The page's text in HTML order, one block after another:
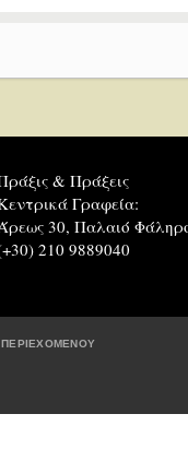
& Πράξεις
Γραφεία:
30, Παλαιό
210 9889040